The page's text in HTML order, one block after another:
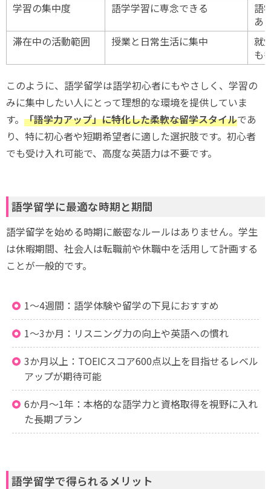
学習の集中度
語学学習に専念できる
語
あ
滞在中の活動範囲
授業と日常生活に集中
就
も
このように、語学留学は語学初心者にもやさしく、学習の
みに集中したい人にとって理想的な環境を提供していま
す。 「語学力アップ」に特化した柔軟な留学スタイルであ
り、特に初心者や短期希望者に適した選択肢です。初心者
でも受け入れ可能で、高度な英語力は不要です。
語学留学に最適な時期と期間
語学留学を始める時期に厳密なルールはありません。学生
は休暇期間、社会人は転職前や休職中を活用して計画する
ことが一般的です。
1〜4週間：語学体験や留学の下見におすすめ
1〜3か月：リスニング力の向上や英語への慣れ
3か月以上：TOEICスコア600点以上を目指せるレベル
アップが期待可能
6か月〜1年：本格的な語学力と資格取得を視野に入れ
た長期プラン
語学留学で得られるメリット